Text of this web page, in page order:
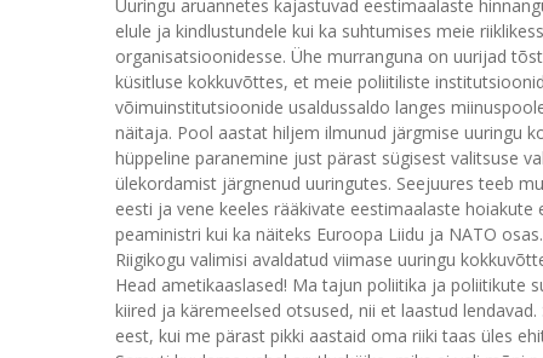
Uuringu aruannetes kajastuvad eestimaalaste
elule ja kindlustundele kui ka suhtumises meie
organisatsioonidesse. Ühe murranguna on uurijad
küsitluse kokkuvõttes, et meie poliitiliste
võimuinstitutsioonide usaldussaldo langes
näitaja. Pool aastat hiljem ilmunud järgmise uuringu
hüppeline paranemine just pärast sügisest valitsuse
ülekordamist järgnenud uuringutes. Seejuures teeb
eesti ja vene keeles rääkivate eestimaalaste
peaministri kui ka näiteks Euroopa Liidu ja NATO
Riigikogu valimisi avaldatud viimase uuringu
Head ametikaaslased! Ma tajun poliitika ja poliitikute
kiired ja käremeelsed otsused, nii et laastud
eest, kui me pärast pikki aastaid oma riiki taas üles